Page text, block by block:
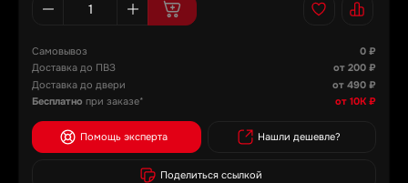
Самовывоз
0 ₽
Доставка до ПВЗ
от 200 ₽
Доставка до двери
от 490 ₽
Бесплатно при заказе* от 10К ₽
Помощь эксперта Нашли дешевле?
Поделиться ссылкой